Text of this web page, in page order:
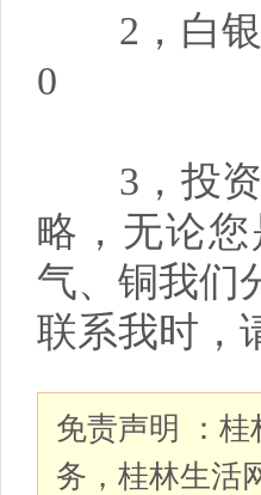
2，白银
0
3，投资
略，无论
气、铜我们
联系我时，
免责声明 ：
务，桂林生活